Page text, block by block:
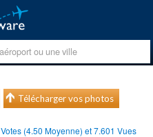
Télécharger vos photos
Votes (4.50 Moyenne) et7.601 Vues